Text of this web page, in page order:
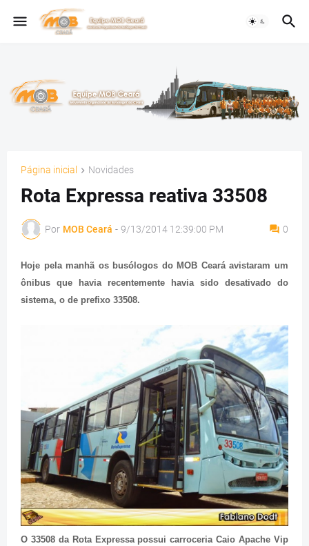
Página inicial Novidades
Rota Expressa reativa 33508
Por MOB Ceará - 9/13/2014 12:39:00 PM 0
Hoje pela manhã os busólogos do MOB Ceará avistaram um
ônibus que havia recentemente havia sido desativado do
sistema, o de prefixo 33508.
O 33508 da Rota Expressa possui carroceria Caio Apache Vip